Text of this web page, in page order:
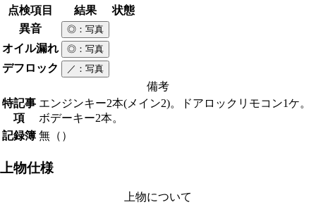
点検項目
結果
状態
異音
◎ ：写真
オイル漏れ ◎ ：写真
デフロック ／ ：写真
備考
特記事
項
エンジンキー2本(メイン2)。ドアロックリモコン1ケ。
ボデーキー2本。
記録簿 無（）
上物仕様
上物について